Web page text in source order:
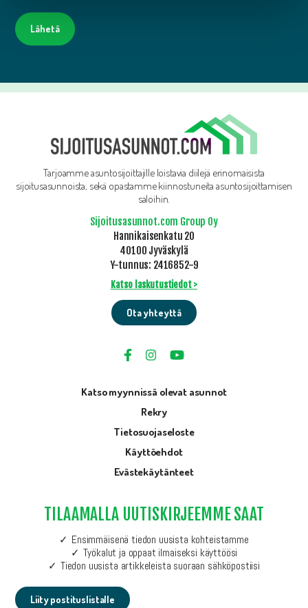
Tarjoamme asuntosijoittajille loistavia diilejä erinomaisista
sijoitusasunnoista, sekä opastamme kiinnostuneita asuntosijoittamisen
saloihin.
Sijoitusasunnot.com Group Oy
Hannikaisenkatu 20
40100 Jyväskylä
Y-tunnus: 2416852-9
Katso laskutustiedot >
Ota yhteyttä
Katso myynnissä olevat asunnot
Rekry
Tietosuojaseloste
Käyttöehdot
Evästekäytänteet
TILAAMALLA UUTISKIRJEEMME SAAT
Ensimmäisenä tiedon uusista kohteistamme
Työkalut ja oppaat ilmaiseksi käyttöösi
Tiedon uusista artikkeleista suoraan sähköpostiisi
Liity postituslistalle